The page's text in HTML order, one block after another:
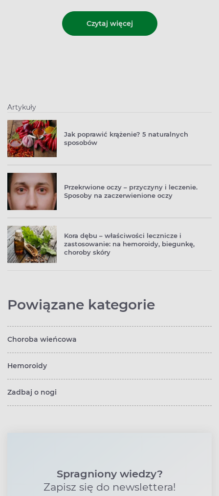
Czytaj więcej
Artykuły
Jak poprawić krążenie? 5 naturalnych
sposobów
Przekrwione oczy – przyczyny i leczenie.
Sposoby na zaczerwienione oczy
Kora dębu – właściwości lecznicze i
zastosowanie: na hemoroidy, biegunkę,
choroby skóry
Powiązane kategorie
Choroba wieńcowa
Hemoroidy
Zadbaj o nogi
Spragniony wiedzy?
Zapisz się do newslettera!